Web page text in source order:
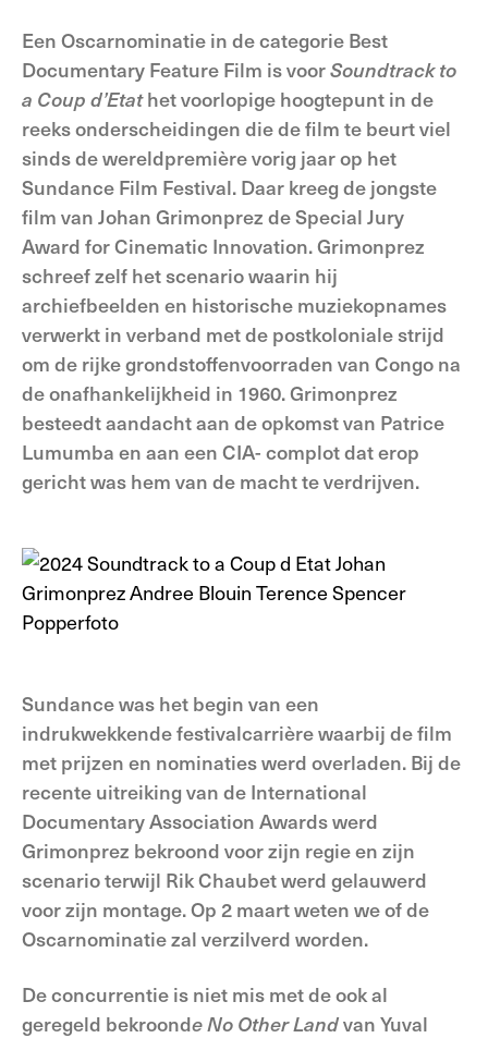
Een Oscarnominatie in de categorie Best
Documentary Feature Film is voorSoundtrack to
a Coup d’Etathet voorlopige hoogtepunt in de
reeks onderscheidingen die de film te beurt viel
sinds de wereldpremière vorig jaar op het
Sundance Film Festival. Daar kreeg de jongste
film van Johan Grimonprez de Special Jury
Award for Cinematic Innovation. Grimonprez
schreef zelf het scenario waarin hij
archiefbeelden en historische muziekopnames
verwerkt in verband met de postkoloniale strijd
om de rijke grondstoffenvoorraden van Congo na
de onafhankelijkheid in 1960. Grimonprez
besteedt aandacht aan de opkomst van Patrice
Lumumba en aan een CIA- complot dat erop
gericht was hem van de macht te verdrijven.
Sundance was het begin van een
indrukwekkende festivalcarrière waarbij de film
met prijzen en nominaties werd overladen. Bij de
recente uitreiking van de International
Documentary Association Awards werd
Grimonprez bekroond voor zijn regie en zijn
scenario terwijl Rik Chaubet werd gelauwerd
voor zijn montage. Op 2 maart weten we of de
Oscarnominatie zal verzilverd worden.
De concurrentie is niet mis met de ook al
geregeld bekroondeNo Other Landvan Yuval